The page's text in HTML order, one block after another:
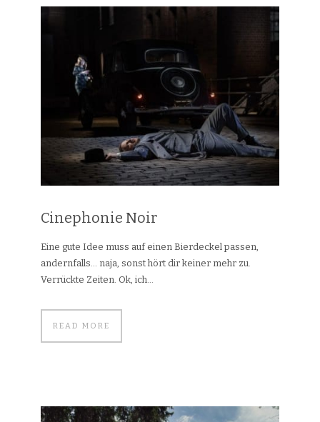
Cinephonie Noir
Eine gute Idee muss auf einen Bierdeckel passen,
andernfalls… naja, sonst hört dir keiner mehr zu.
Verrückte Zeiten. Ok, ich...
READ MORE